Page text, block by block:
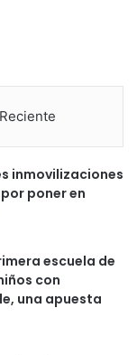
Reciente
inmovilizaciones
poner en
escuela de
con
una apuesta